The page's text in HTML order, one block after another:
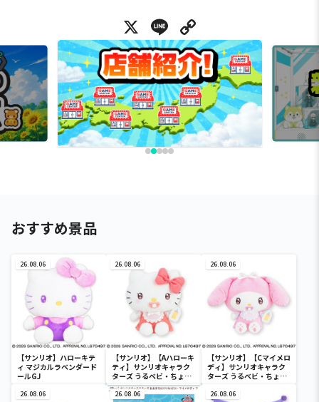
X Line
おすすめ景品
26.08.06
【サンリオ】ハローキテ
ィ マジカルラベンダード
ールGJ
26.08.06
【サンリオ】【Aハローキ
ティ】サンリオキャラク
ターズ うるベビ・ちょい
デカドール
26.08.06
【サンリオ】【Cマイメロ
ディ】サンリオキャラク
ターズ うるベビ・ちょい
26.08.06 26.08.06 26.08.06